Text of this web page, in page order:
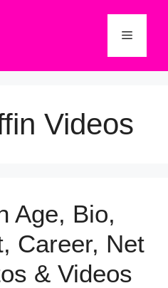
Menu
Videos
Age, Bio,
Career, Net
& Videos